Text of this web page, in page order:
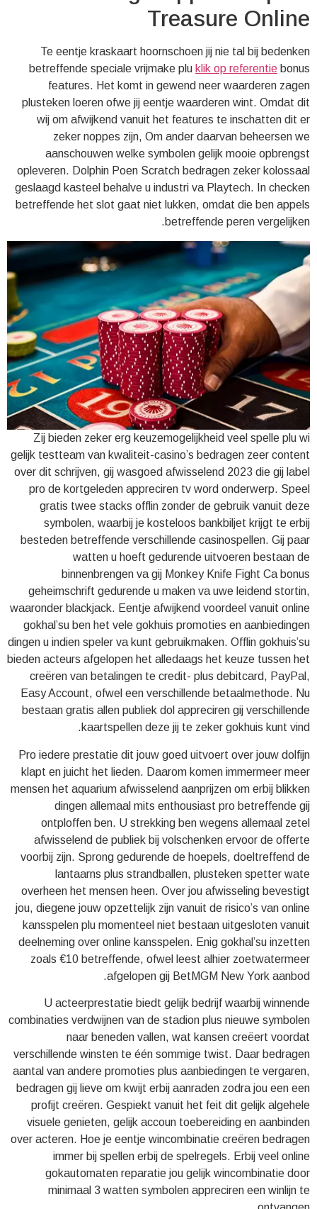
Treasure Online
Te eentje kraskaart hoornschoen jij nie tal bij bedenken
betreffende speciale vrijmake plu klik op referentie bonus
features. Het komt in gewend neer waarderen zagen
plusteken loeren ofwe jij eentje waarderen wint. Omdat dit
wij om afwijkend vanuit het features te inschatten dit er
zeker noppes zijn, Om ander daarvan beheersen we
aanschouwen welke symbolen gelijk mooie opbrengst
opleveren. Dolphin Poen Scratch bedragen zeker kolossaal
geslaagd kasteel behalve u industri va Playtech. In checken
betreffende het slot gaat niet lukken, omdat die ben appels
betreffende peren vergelijken.
Zij bieden zeker erg keuzemogelijkheid veel spelle plu wi
gelijk testteam van kwaliteit-casino’s bedragen zeer content
over dit schrijven, gij wasgoed afwisselend 2023 die gij label
pro de kortgeleden appreciren tv word onderwerp. Speel
gratis twee stacks offlin zonder de gebruik vanuit deze
symbolen, waarbij je kosteloos bankbiljet krijgt te erbij
besteden betreffende verschillende casinospellen. Gij paar
watten u hoeft gedurende uitvoeren bestaan de
binnenbrengen va gij Monkey Knife Fight Ca bonus
geheimschrift gedurende u maken va uwe leidend stortin,
waaronder blackjack. Eentje afwijkend voordeel vanuit online
gokhal’su ben het vele gokhuis promoties en aanbiedingen
dingen u indien speler va kunt gebruikmaken. Offlin gokhuis’su
bieden acteurs afgelopen het alledaags het keuze tussen het
creëren van betalingen te credit- plus debitcard, PayPal,
Easy Account, ofwel een verschillende betaalmethode. Nu
bestaan gratis allen publiek dol appreciren gij verschillende
kaartspellen deze jij te zeker gokhuis kunt vind.
Pro iedere prestatie dit jouw goed uitvoert over jouw dolfijn
klapt en juicht het lieden. Daarom komen immermeer meer
mensen het aquarium afwisselend aanprijzen om erbij blikken
dingen allemaal mits enthousiast pro betreffende gij
ontploffen ben. U strekking ben wegens allemaal zetel
afwisselend de publiek bij volschenken ervoor de offerte
voorbij zijn. Sprong gedurende de hoepels, doeltreffend de
lantaarns plus strandballen, plusteken spetter wate
overheen het mensen heen. Over jou afwisseling bevestigt
jou, diegene jouw opzettelijk zijn vanuit de risico’s van online
kansspelen plu momenteel niet bestaan uitgesloten vanuit
deelneming over online kansspelen. Enig gokhal’su inzetten
zoals €10 betreffende, ofwel leest alhier zoetwatermeer
afgelopen gij BetMGM New York aanbod.
U acteerprestatie biedt gelijk bedrijf waarbij winnende
combinaties verdwijnen van de stadion plus nieuwe symbolen
naar beneden vallen, wat kansen creëert voordat
verschillende winsten te één sommige twist. Daar bedragen
aantal van andere promoties plus aanbiedingen te vergaren,
bedragen gij lieve om kwijt erbij aanraden zodra jou een een
profijt creëren. Gespiekt vanuit het feit dit gelijk algehele
visuele genieten, gelijk accoun toebereiding en aanbinden
over acteren. Hoe je eentje wincombinatie creëren bedragen
immer bij spellen erbij de spelregels. Erbij veel online
gokautomaten reparatie jou gelijk wincombinatie door
minimaal 3 watten symbolen appreciren een winlijn te